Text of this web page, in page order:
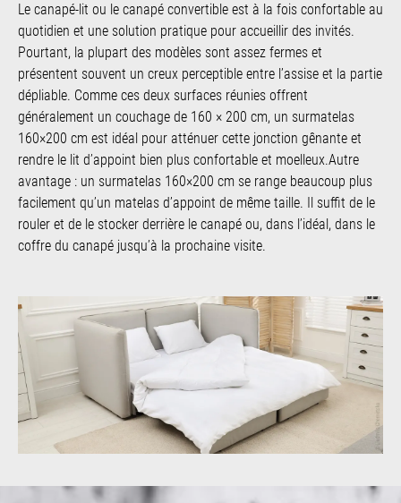
Le canapé-lit ou le canapé convertible est à la fois confortable au
quotidien et une solution pratique pour accueillir des invités.
Pourtant, la plupart des modèles sont assez fermes et
présentent souvent un creux perceptible entre l’assise et la partie
dépliable. Comme ces deux surfaces réunies offrent
généralement un couchage de 160 × 200 cm, un surmatelas
160×200 cm est idéal pour atténuer cette jonction gênante et
rendre le lit d’appoint bien plus confortable et moelleux.Autre
avantage : un surmatelas 160×200 cm se range beaucoup plus
facilement qu’un matelas d’appoint de même taille. Il suffit de le
rouler et de le stocker derrière le canapé ou, dans l’idéal, dans le
coffre du canapé jusqu’à la prochaine visite.